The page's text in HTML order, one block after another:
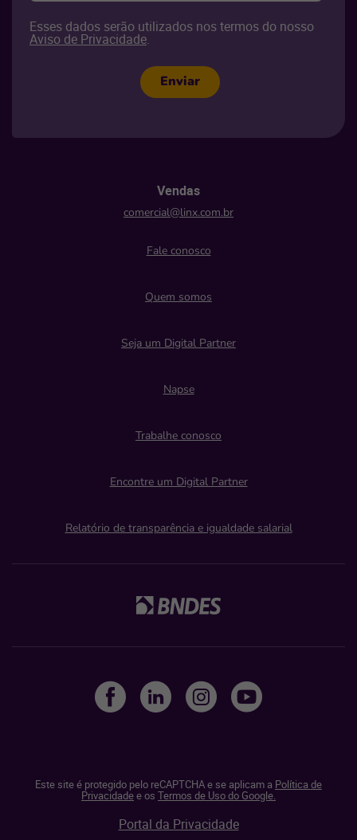
Esses dados serão utilizados nos termos do nosso
Aviso de Privacidade.
Enviar
Vendas
comercial@linx.com.br
Fale conosco
Quem somos
Seja um Digital Partner
Napse
Trabalhe conosco
Encontre um Digital Partner
Relatório de transparência e igualdade salarial
Este site é protegido pelo reCAPTCHA e se aplicam a Política de
Privacidadee os Termos de Uso do Google.
Portal da Privacidade